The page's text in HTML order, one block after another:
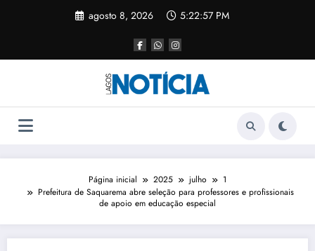
agosto 8, 2026 5:22:57 PM
Página inicial 2025 julho
1
Prefeitura de Saquarema abre seleção para professores e profissionais
de apoio em educação especial